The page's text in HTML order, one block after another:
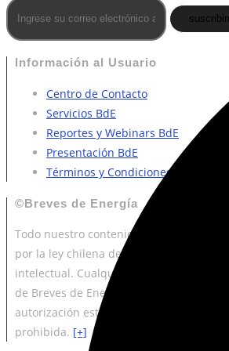
Información al Usuario
Centro de Contacto
Servicios BdE
Reportes y Webinars BdE
Presentación BdE
Términos y Condiciones de Uso
©Breves de Energía
Todo nuestro contenido está protegido
por la ley chilena de propiedad
intelectual. Cualquier uso del material
de Breves de Energía sin expresa
autorización está estrictamente
prohibida. [+]